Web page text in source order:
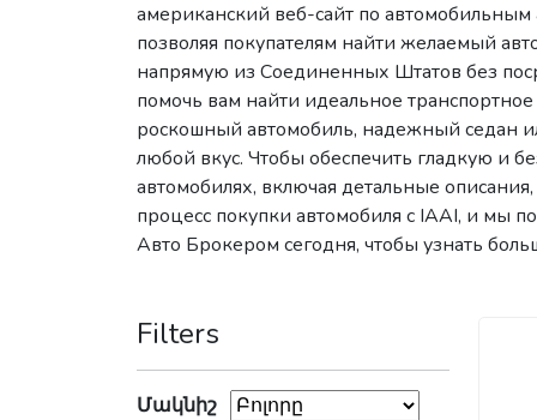
американский веб-сайт по
позволяя покупателям найти желаемый
напрямую из Соединенных Штатов без
помочь вам найти идеальное
роскошный автомобиль, надежный седан
любой вкус. Чтобы обеспечить гладкую и
автомобилях, включая детальные
процесс покупки автомобиля с IAAI, и мы
Авто Брокером сегодня, чтобы узнать
Filters
Մակնիշ